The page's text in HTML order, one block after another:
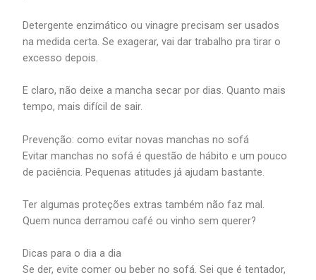
Detergente enzimático ou vinagre precisam ser usados
na medida certa. Se exagerar, vai dar trabalho pra tirar o
excesso depois.
E claro, não deixe a mancha secar por dias. Quanto mais
tempo, mais difícil de sair.
Prevenção: como evitar novas manchas no sofá
Evitar manchas no sofá é questão de hábito e um pouco
de paciência. Pequenas atitudes já ajudam bastante.
Ter algumas proteções extras também não faz mal.
Quem nunca derramou café ou vinho sem querer?
Dicas para o dia a dia
Se der, evite comer ou beber no sofá. Sei que é tentador,